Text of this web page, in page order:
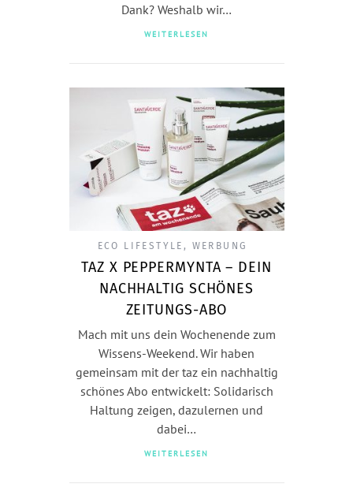
Dank? Weshalb wir…
WEITERLESEN
ECO LIFESTYLE , WERBUNG
TAZ X PEPPERMYNTA – DEIN
NACHHALTIG SCHÖNES
ZEITUNGS-ABO
Mach mit uns dein Wochenende zum
Wissens-Weekend. Wir haben
gemeinsam mit der taz ein nachhaltig
schönes Abo entwickelt: Solidarisch
Haltung zeigen, dazulernen und
dabei…
WEITERLESEN